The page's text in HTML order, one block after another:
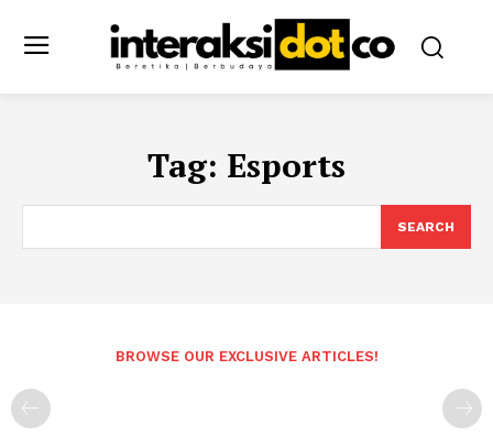
Tag: Esports
SEARCH
BROWSE OUR EXCLUSIVE ARTICLES!